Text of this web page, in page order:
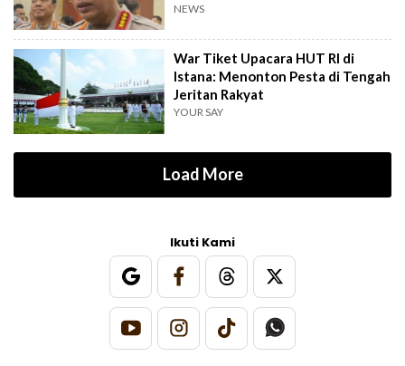
NEWS
War Tiket Upacara HUT RI di
Istana: Menonton Pesta di Tengah
Jeritan Rakyat
YOUR SAY
Load More
Ikuti Kami